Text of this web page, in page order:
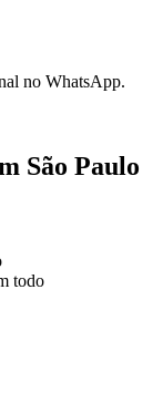
no WhatsApp.
São Paulo
todo